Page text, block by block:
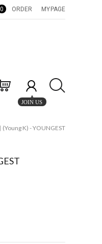
0 ORDER MYPAGE
JOIN US
K) - YOUNGEST